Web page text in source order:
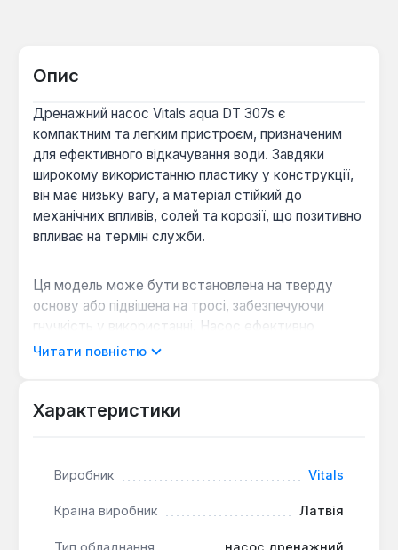
Опис
Дренажний насос Vitals aqua DT 307s є
компактним та легким пристроєм, призначеним
для ефективного відкачування води. Завдяки
широкому використанню пластику у конструкції,
він має низьку вагу, а матеріал стійкий до
механічних впливів, солей та корозії, що позитивно
впливає на термін служби.
Ця модель може бути встановлена на тверду
основу або підвішена на тросі, забезпечуючи
гнучкість у використанні. Насос ефективно
працює з мінімальним рівнем осушення до 70 мм,
відкритих природних водойм в зрошувальні
забезпечує своєчасне автоматичне включення
та вимкнення насоса залежно від рівня води,
Читати повністю
Характеристики
Виробник Vitals
Країна виробник Латвія
Тип обладнання насос дренажний